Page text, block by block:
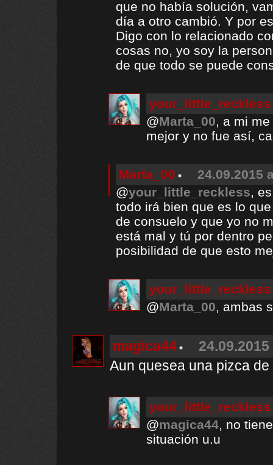
que no había solución,
día a otro cambió. Y por
Digo con lo relacionado
cosas no, yo soy la
de que todo se puede
your_little_reckless
@Marta_00, a mi
mejor y no fue así,
Marta_00
24.09.2015
@your_little_reckless,
todo irá bien que es lo
de consuelo y que yo no
está mal y tú por dentro
posibilidad de que esto
your_little_reckless
@Marta_00, ambas
magica44
Aun quesea una pizca
your_little_reckless
@magica44, no
situación u.u